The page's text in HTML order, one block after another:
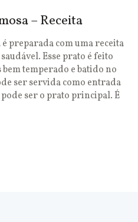
– Receita
preparada com uma receita
Esse prato é feito
temperado e batido no
ser servida como entrada
ser o prato principal. É